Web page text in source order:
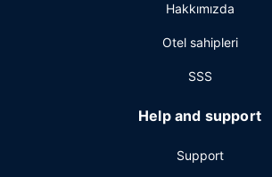
alanda konferans alanı ve toplantı odaları
servisi 24 saat hizmet vermektedir.
Hakkımızda
Otel sahipleri
SSS
Help and support
Support